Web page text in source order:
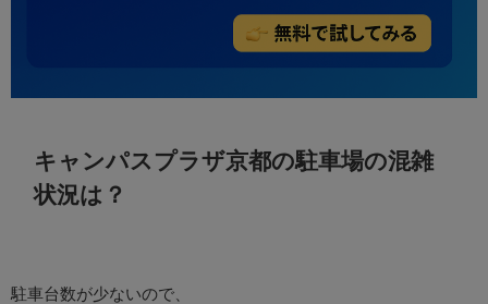
キャンパスプラザ京都の駐車場の混雑
状況は？
駐車台数が少ないので、